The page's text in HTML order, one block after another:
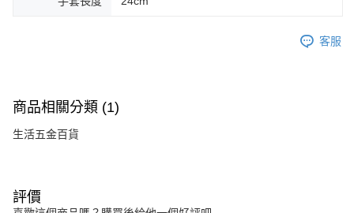
客服
商品相關分類 (1)
生活五金百貨
評價